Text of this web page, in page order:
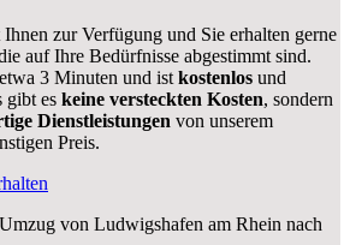
zur Verfügung und Sie erhalten gerne
auf Ihre Bedürfnisse abgestimmt sind.
3 Minuten und ist kostenlos und
gibt es keine versteckten Kosten, sondern
Dienstleistungen von unserem
Preis.